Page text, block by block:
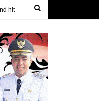
Kesejahteraan Rakyat DKI